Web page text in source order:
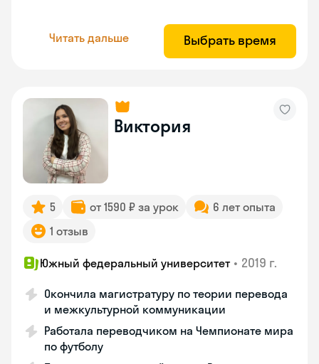
Читать дальше Выбрать время
Виктория
5 от 1590 ₽ за урок
6 лет опыта
1 отзыв
Южный федеральный университет • 2019 г.
Окончила магистратуру по теории перевода
и межкультурной коммуникации
Работала переводчиком на Чемпионате мира
по футболу